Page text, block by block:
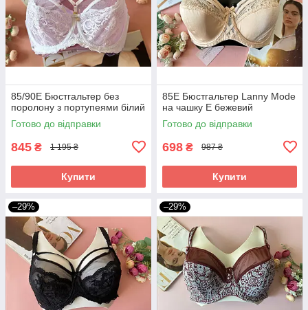
85/90Е Бюстгальтер без
поролону з портупеями білий
Готово до відправки
845 ₴ 1 195 ₴
Купити
85Е Бюстгальтер Lanny Mode
на чашку E бежевий
Готово до відправки
698 ₴ 987 ₴
Купити
–29% –29%